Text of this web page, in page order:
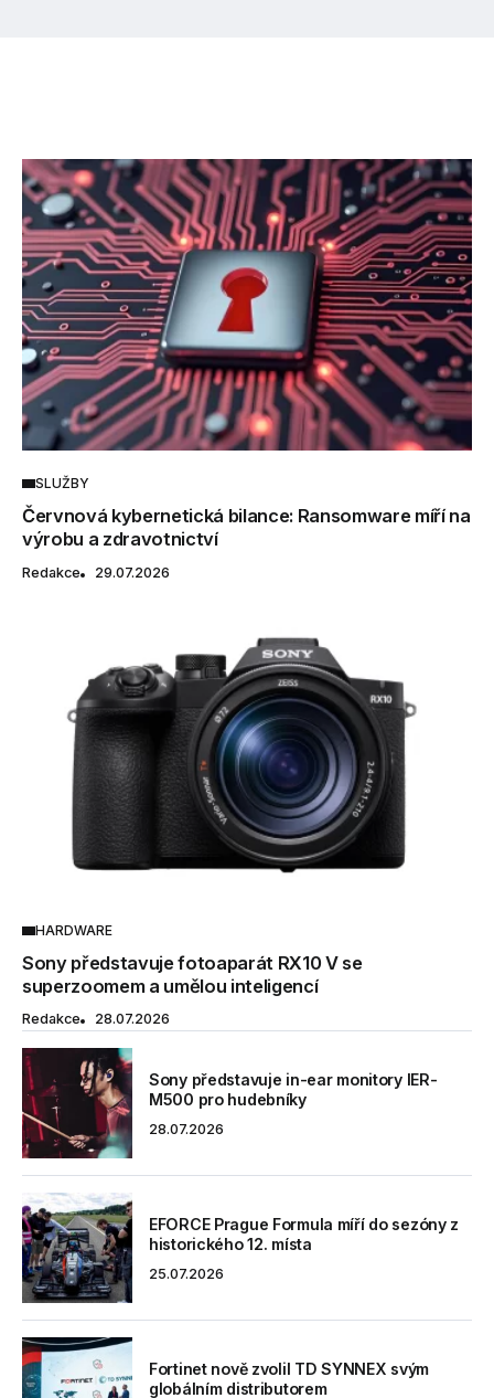
SLUŽBY
Červnová kybernetická bilance: Ransomware míří na
výrobu a zdravotnictví
Redakce 29.07.2026
HARDWARE
Sony představuje fotoaparát RX10 V se
superzoomem a umělou inteligencí
Redakce 28.07.2026
Sony představuje in-ear monitory IER-
M500 pro hudebníky
28.07.2026
EFORCE Prague Formula míří do sezóny z
historického 12. místa
25.07.2026
Fortinet nově zvolil TD SYNNEX svým
globálním distributorem